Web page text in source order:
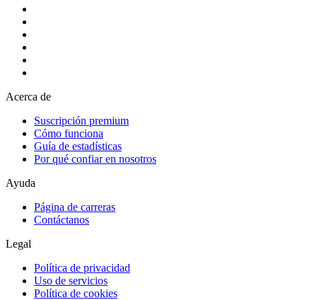
Acerca de
Suscripción premium
Cómo funciona
Guía de estadísticas
Por qué confiar en nosotros
Ayuda
Página de carreras
Contáctanos
Legal
Política de privacidad
Uso de servicios
Política de cookies